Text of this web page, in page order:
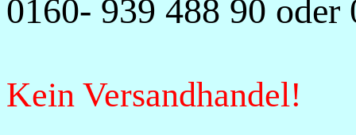
0160- 939 488 90 oder
Kein Versandhandel!